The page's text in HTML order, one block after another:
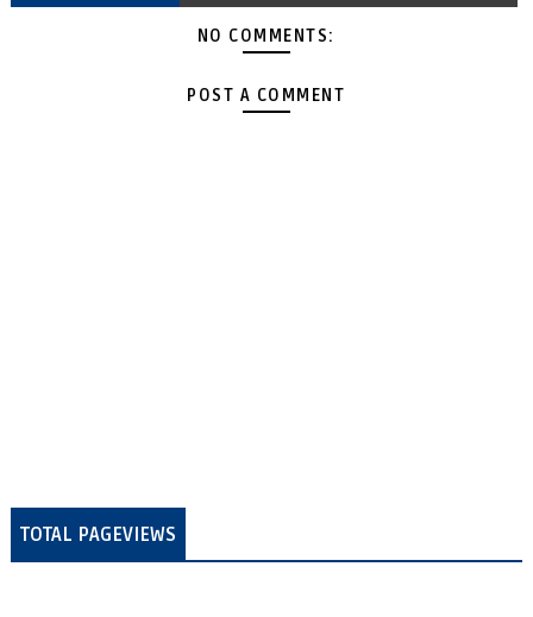
NO COMMENTS:
POST A COMMENT
TOTAL PAGEVIEWS